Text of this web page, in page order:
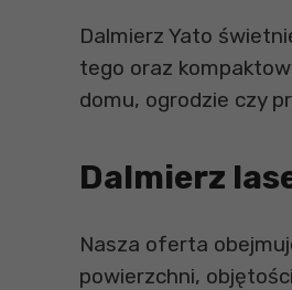
Dalmierz Yato
tego oraz
domu, ogrodzie czy
Dalmierz
Nasza oferta
powierzchni,